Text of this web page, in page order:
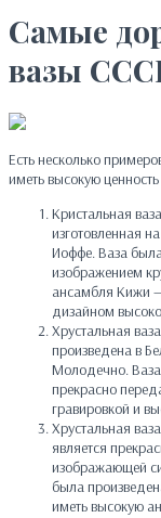
Самые
вазы
Есть несколько
иметь высокую
Кристальная
изготовленная
Иоффе. Ваза
изображением
ансамбля Кижи
дизайном
Хрустальная
произведена в
Молодечно. Ваза
прекрасно
гравировкой и
Хрустальная
является
изображающей
была
иметь высокую